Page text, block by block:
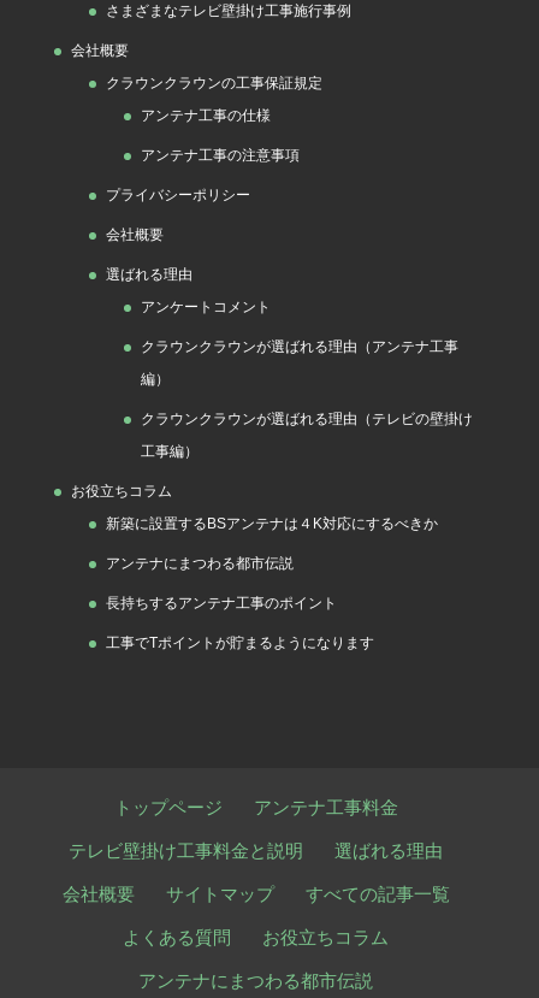
さまざまなテレビ壁掛け工事施行事例
会社概要
クラウンクラウンの工事保証規定
アンテナ工事の仕様
アンテナ工事の注意事項
プライバシーポリシー
会社概要
選ばれる理由
アンケートコメント
クラウンクラウンが選ばれる理由（アンテナ工事
編）
クラウンクラウンが選ばれる理由（テレビの壁掛け
工事編）
お役立ちコラム
新築に設置するBSアンテナは４K対応にするべきか
アンテナにまつわる都市伝説
長持ちするアンテナ工事のポイント
工事でTポイントが貯まるようになります
トップページ アンテナ工事料金
テレビ壁掛け工事料金と説明 選ばれる理由
会社概要 サイトマップ すべての記事一覧
よくある質問 お役立ちコラム
アンテナにまつわる都市伝説